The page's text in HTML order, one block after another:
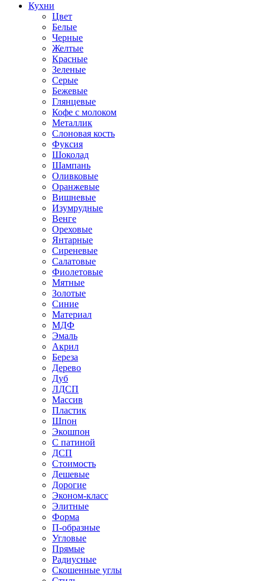
Кухни
Цвет
Белые
Черные
Желтые
Красные
Зеленые
Серые
Бежевые
Глянцевые
Кофе с молоком
Металлик
Слоновая кость
Фуксия
Шоколад
Шампань
Оливковые
Оранжевые
Вишневые
Изумрудные
Венге
Ореховые
Янтарные
Сиреневые
Салатовые
Фиолетовые
Мятные
Золотые
Синие
Материал
МДФ
Эмаль
Акрил
Береза
Дерево
Дуб
ЛДСП
Массив
Пластик
Шпон
Экошпон
С патиной
ДСП
Стоимость
Дешевые
Дорогие
Эконом-класс
Элитные
Форма
П-образные
Угловые
Прямые
Радиусные
Скошенные углы